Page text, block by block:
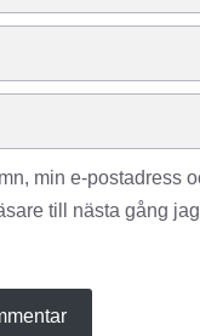
min e-postadress
till nästa gång